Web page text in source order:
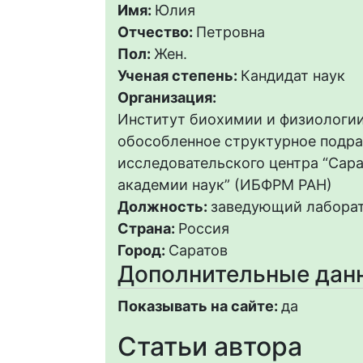
Имя: Юлия
Отчество: Петровна
Пол: Жен.
Ученая степень: Кандидат наук
Организация:
Институт биохимии и
обособленное структурное
исследовательского центра
академии наук” (ИБФРМ РАН)
Должность: заведующий
Страна: Россия
Город: Саратов
Дополнительные
Показывать на сайте: да
Статьи автора